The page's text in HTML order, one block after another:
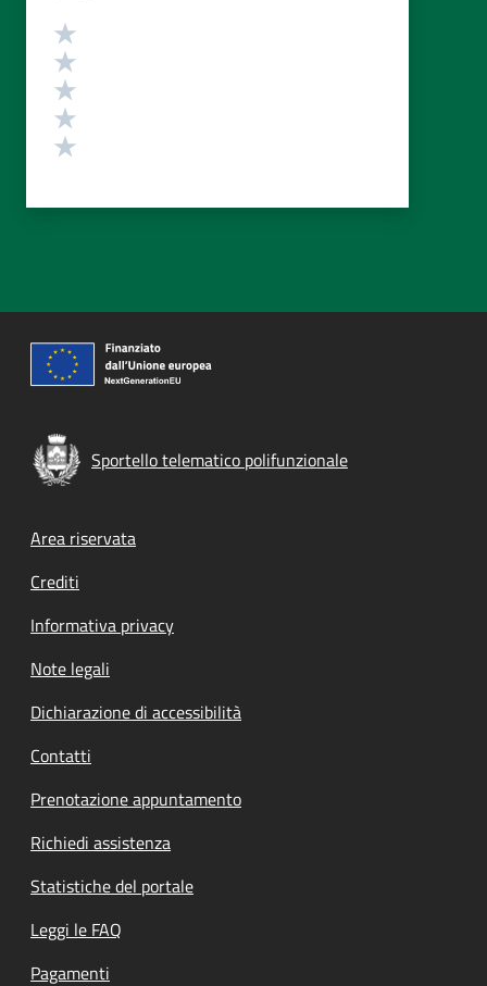
Valutazione
Sportello telematico polifunzionale
Footer menu
Area riservata
Crediti
Informativa privacy
Note legali
Dichiarazione di accessibilità
Contatti
Prenotazione appuntamento
Richiedi assistenza
Statistiche del portale
Leggi le FAQ
Pagamenti